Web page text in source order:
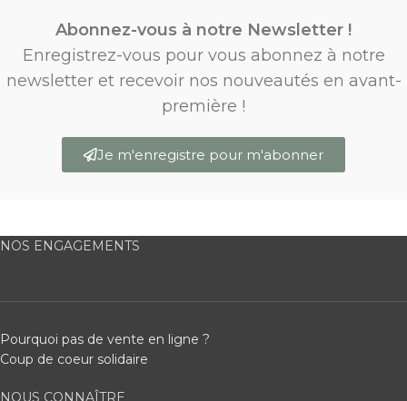
Abonnez-vous à notre Newsletter !
Enregistrez-vous pour vous abonnez à notre
newsletter et recevoir nos nouveautés en avant-
première !
Je m'enregistre pour m'abonner
NOS ENGAGEMENTS
Pourquoi pas de vente en ligne ?
Coup de coeur solidaire